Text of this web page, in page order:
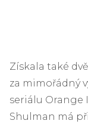
Získala také
za mimořádný
seriálu Orange
Shulman má